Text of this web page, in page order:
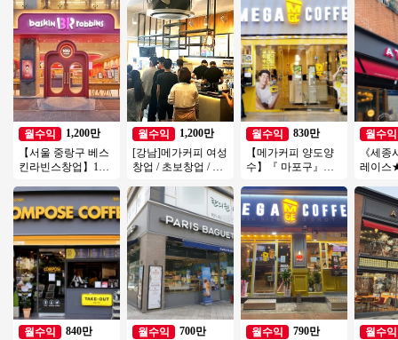
월수익
1,200만
【서울 중랑구 베스
킨라빈스창업】1번
세권 / 고수익창업
월수익
840만
월수익
1,200만
[강남]메가커피 여성
창업 / 초보창업 / 오
은사업체입니다
월수익
700만
월수익
830만
【메가커피 양도양
수】『 마포구』＃
달X＃메가 인수비용
저렴
월수익
790만
월수익
《세
레이스
특급 양
월수익